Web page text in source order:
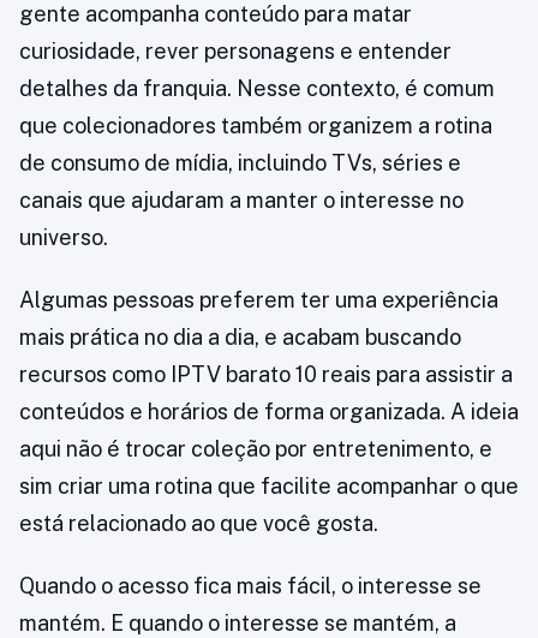
gente acompanha conteúdo para matar
curiosidade, rever personagens e entender
detalhes da franquia. Nesse contexto, é comum
que colecionadores também organizem a rotina
de consumo de mídia, incluindo TVs, séries e
canais que ajudaram a manter o interesse no
universo.
Algumas pessoas preferem ter uma experiência
mais prática no dia a dia, e acabam buscando
recursos como IPTV barato 10 reais para assistir a
conteúdos e horários de forma organizada. A ideia
aqui não é trocar coleção por entretenimento, e
sim criar uma rotina que facilite acompanhar o que
está relacionado ao que você gosta.
Quando o acesso fica mais fácil, o interesse se
mantém. E quando o interesse se mantém, a